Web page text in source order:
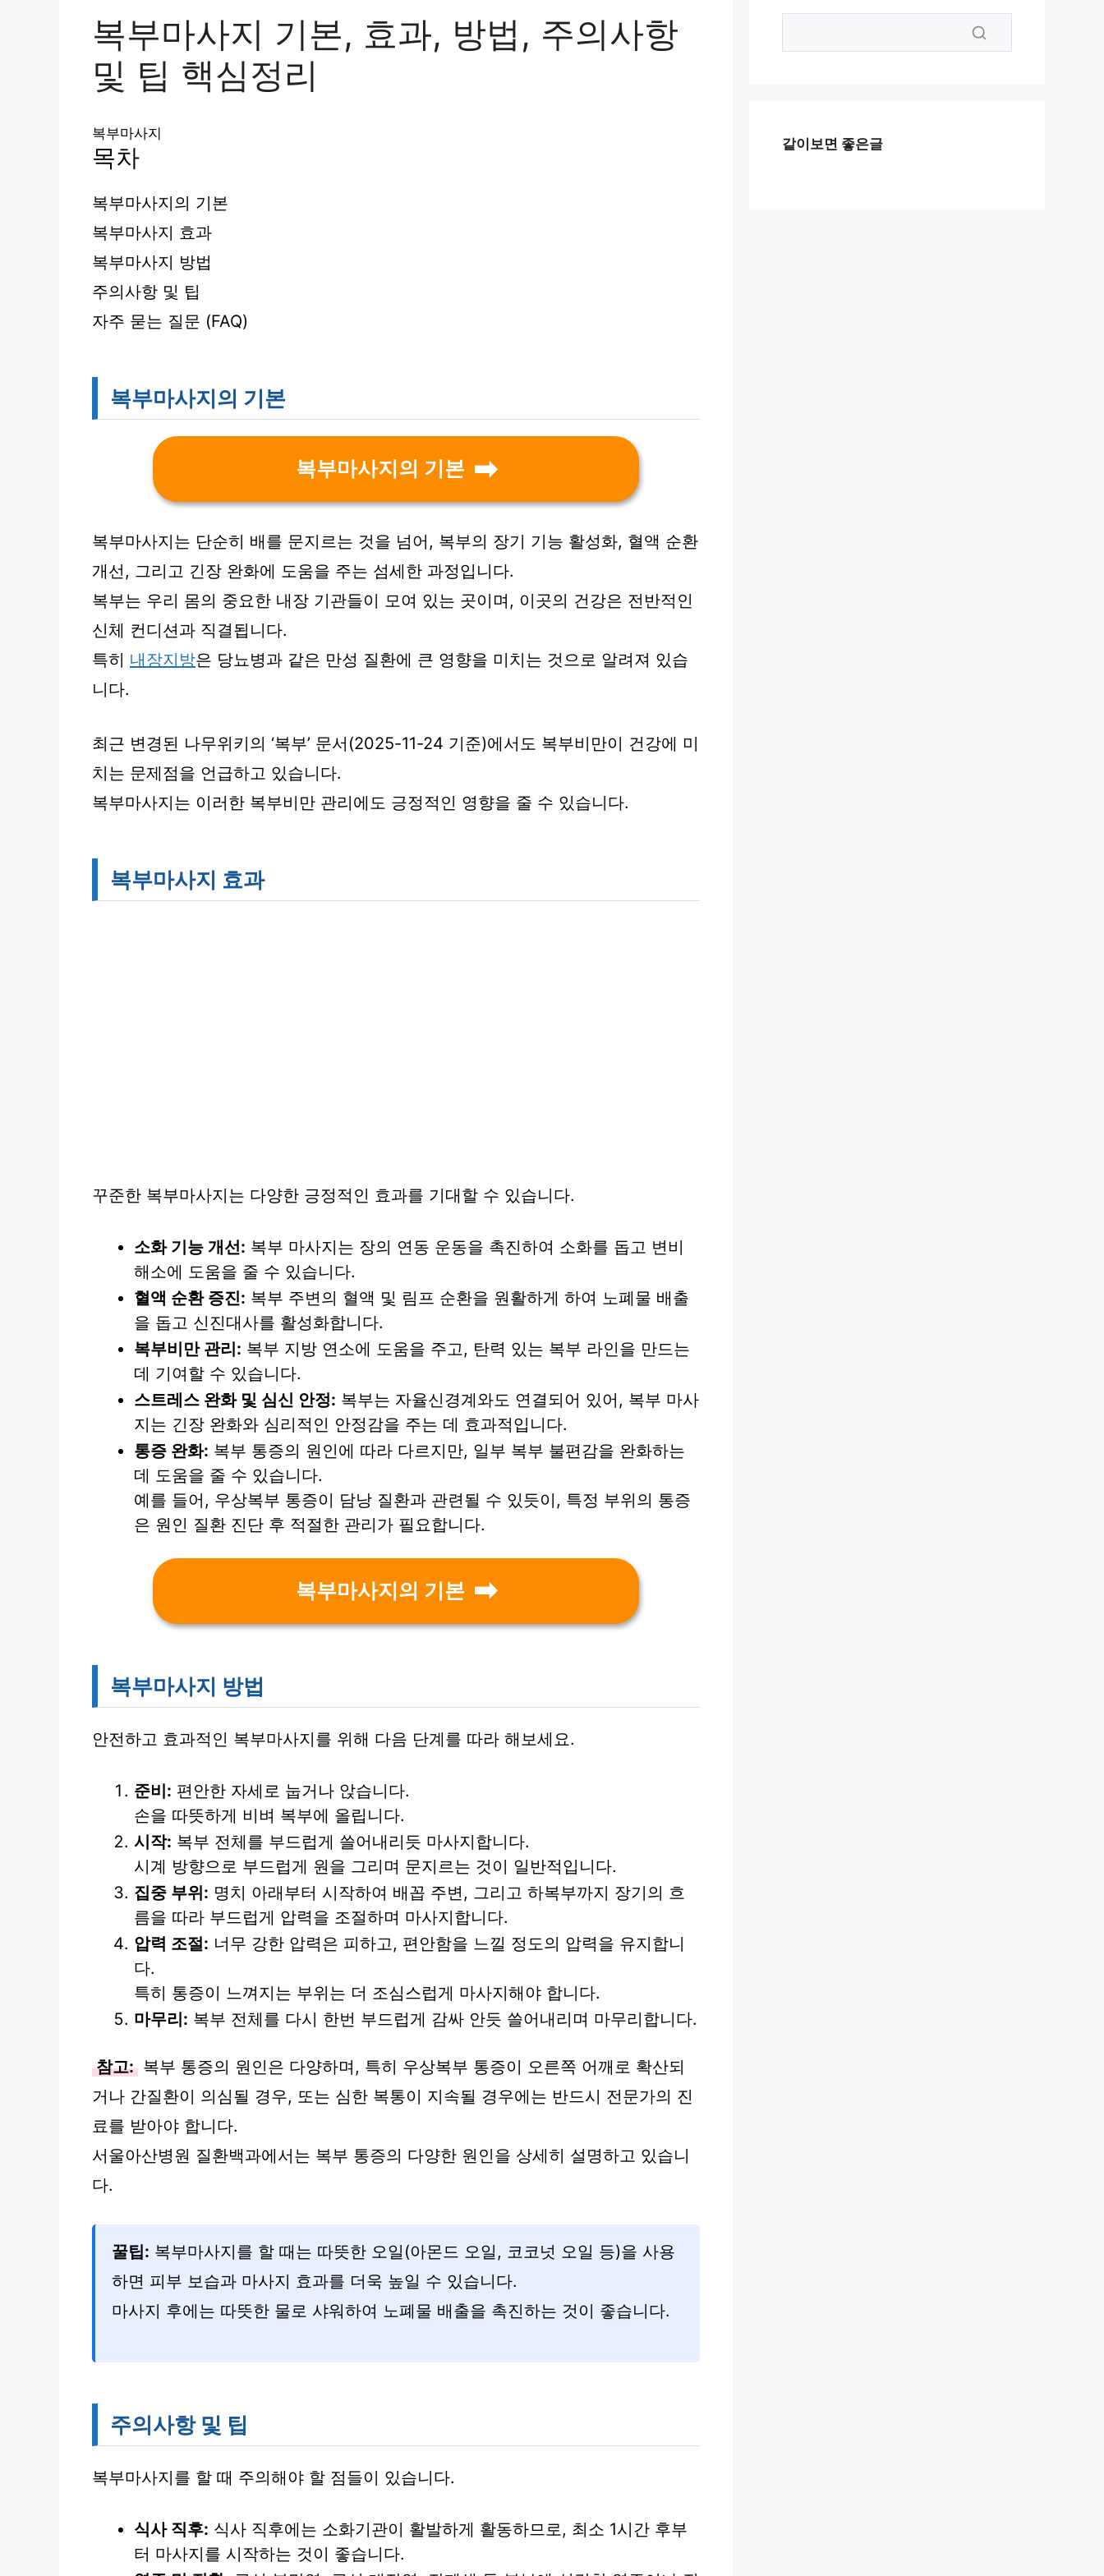
복부마사지 기본, 효과, 방법, 주의사항
및 팁 핵심정리
복부마사지
목차
복부마사지의 기본
복부마사지 효과
복부마사지 방법
주의사항 및 팁
자주 묻는 질문 (FAQ)
복부마사지의 기본
복부마사지의 기본
복부마사지는 단순히 배를 문지르는 것을 넘어, 복부의 장기 기능 활성화, 혈액 순환
개선, 그리고 긴장 완화에 도움을 주는 섬세한 과정입니다.
복부는 우리 몸의 중요한 내장 기관들이 모여 있는 곳이며, 이곳의 건강은 전반적인
신체 컨디션과 직결됩니다.
특히 내장지방은 당뇨병과 같은 만성 질환에 큰 영향을 미치는 것으로 알려져 있습
니다.
최근 변경된 나무위키의 ‘복부’ 문서(2025-11-24 기준)에서도 복부비만이 건강에 미
치는 문제점을 언급하고 있습니다.
복부마사지는 이러한 복부비만 관리에도 긍정적인 영향을 줄 수 있습니다.
복부마사지 효과
꾸준한 복부마사지는 다양한 긍정적인 효과를 기대할 수 있습니다.
소화 기능 개선: 복부 마사지는 장의 연동 운동을 촉진하여 소화를 돕고 변비
해소에 도움을 줄 수 있습니다.
혈액 순환 증진: 복부 주변의 혈액 및 림프 순환을 원활하게 하여 노폐물 배출
을 돕고 신진대사를 활성화합니다.
복부비만 관리: 복부 지방 연소에 도움을 주고, 탄력 있는 복부 라인을 만드는
데 기여할 수 있습니다.
스트레스 완화 및 심신 안정: 복부는 자율신경계와도 연결되어 있어, 복부 마사
지는 긴장 완화와 심리적인 안정감을 주는 데 효과적입니다.
통증 완화: 복부 통증의 원인에 따라 다르지만, 일부 복부 불편감을 완화하는
데 도움을 줄 수 있습니다.
예를 들어, 우상복부 통증이 담낭 질환과 관련될 수 있듯이, 특정 부위의 통증
은 원인 질환 진단 후 적절한 관리가 필요합니다.
복부마사지의 기본
복부마사지 방법
안전하고 효과적인 복부마사지를 위해 다음 단계를 따라 해보세요.
준비: 편안한 자세로 눕거나 앉습니다.
손을 따뜻하게 비벼 복부에 올립니다.
시작: 복부 전체를 부드럽게 쓸어내리듯 마사지합니다.
시계 방향으로 부드럽게 원을 그리며 문지르는 것이 일반적입니다.
집중 부위: 명치 아래부터 시작하여 배꼽 주변, 그리고 하복부까지 장기의 흐
름을 따라 부드럽게 압력을 조절하며 마사지합니다.
압력 조절: 너무 강한 압력은 피하고, 편안함을 느낄 정도의 압력을 유지합니
다.
특히 통증이 느껴지는 부위는 더 조심스럽게 마사지해야 합니다.
마무리: 복부 전체를 다시 한번 부드럽게 감싸 안듯 쓸어내리며 마무리합니다.
참고: 복부 통증의 원인은 다양하며, 특히 우상복부 통증이 오른쪽 어깨로 확산되
거나 간질환이 의심될 경우, 또는 심한 복통이 지속될 경우에는 반드시 전문가의 진
료를 받아야 합니다.
서울아산병원 질환백과에서는 복부 통증의 다양한 원인을 상세히 설명하고 있습니
다.
꿀팁: 복부마사지를 할 때는 따뜻한 오일(아몬드 오일, 코코넛 오일 등)을 사용
하면 피부 보습과 마사지 효과를 더욱 높일 수 있습니다.
마사지 후에는 따뜻한 물로 샤워하여 노폐물 배출을 촉진하는 것이 좋습니다.
주의사항 및 팁
복부마사지를 할 때 주의해야 할 점들이 있습니다.
식사 직후: 식사 직후에는 소화기관이 활발하게 활동하므로, 최소 1시간 후부
터 마사지를 시작하는 것이 좋습니다.
같이보면 좋은글